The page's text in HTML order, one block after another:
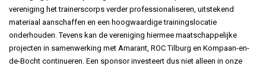
vereniging het trainerscorps verder professionaliseren, uitstekend
materiaal aanschaffen en een hoogwaardige trainingslocatie
onderhouden. Tevens kan de vereniging hiermee maatschappelijke
projecten in samenwerking met Amarant, ROC Tilburg en Kompaan-en-
de-Bocht continueren. Een sponsor investeert dus niet alleen in onze